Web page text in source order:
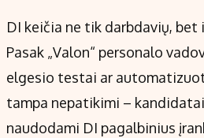
DI keičia ne tik darbdavių, bet
Pasak „Valon“ personalo
elgesio testai ar
tampa nepatikimi –
naudodami DI pagalbinius